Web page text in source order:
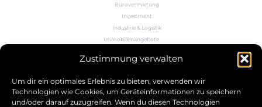
Zustimmung verwalten
Um dir ein optimales Erlebnis zu bieten, verwenden wir
Technologien wie Cookies, um Geräteinformationen zu speichern
und/oder darauf zuzugreifen. Wenn du diesen Technologien
Bürovermietung
Investment
Industrie & Logistik
Immobilienangebote
Wissen